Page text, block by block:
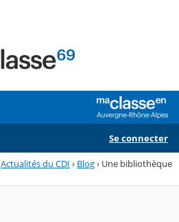
Se connecter
Actualités du CDI › Blog› Une bibliothèque